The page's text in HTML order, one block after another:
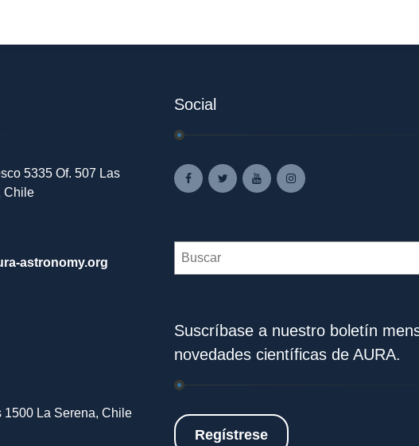
5335 Of. 507 Las
Chile
astronomy.org
1500 La Serena, Chile
Social
Search
Suscríbase a nuestro boletín
novedades científicas de AURA.
Regístrese